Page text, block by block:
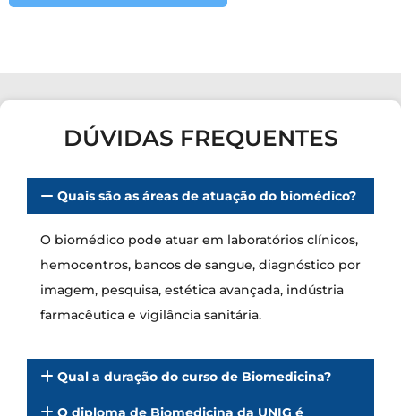
DÚVIDAS FREQUENTES
Quais são as áreas de atuação do biomédico?
O biomédico pode atuar em laboratórios clínicos,
hemocentros, bancos de sangue, diagnóstico por
imagem, pesquisa, estética avançada, indústria
farmacêutica e vigilância sanitária.
Qual a duração do curso de Biomedicina?
O diploma de Biomedicina da UNIG é